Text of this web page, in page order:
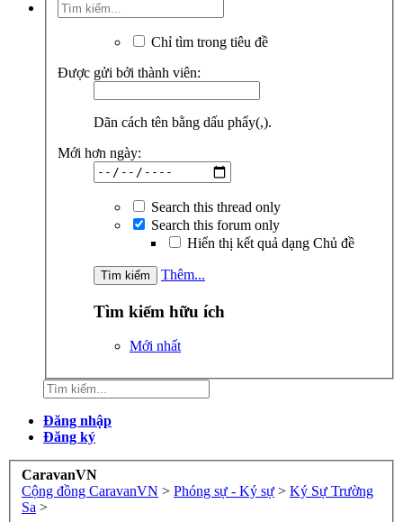
Chỉ tìm trong tiêu đề
Được gửi bởi thành viên:
Dãn cách tên bằng dấu phẩy(,).
Mới hơn ngày:
Search this thread only
Search this forum only
Hiển thị kết quả dạng Chủ đề
Thêm...
Tìm kiếm hữu ích
Mới nhất
Đăng nhập
Đăng ký
CaravanVN
Cộng đồng CaravanVN > Phóng sự - Ký sự > Ký Sự Trường
Sa >